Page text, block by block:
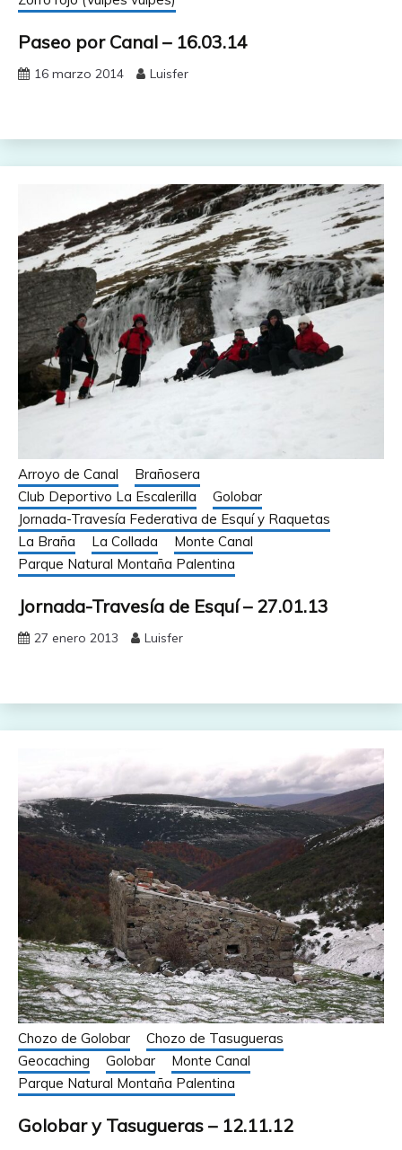
Paseo por Canal – 16.03.14
16 marzo 2014 Luisfer
Arroyo de Canal
Brañosera
Club Deportivo La Escalerilla
Golobar
Jornada-Travesía Federativa de Esquí y Raquetas
La Braña
La Collada
Monte Canal
Parque Natural Montaña Palentina
Jornada-Travesía de Esquí – 27.01.13
27 enero 2013 Luisfer
Chozo de Golobar
Chozo de Tasugueras
Geocaching
Golobar
Monte Canal
Parque Natural Montaña Palentina
Golobar y Tasugueras – 12.11.12